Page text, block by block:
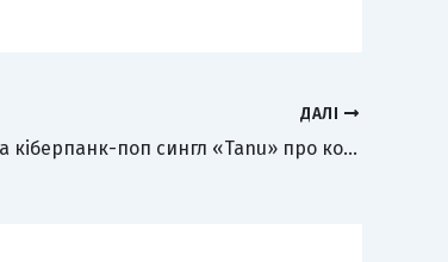
ДАЛІ
Kassiopeia випустила кіберпанк-поп сингл «Tanu» про кохання, що залишає шрами